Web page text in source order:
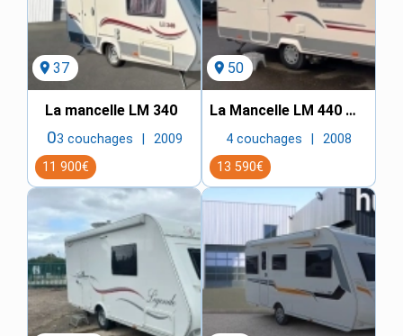
location_on37
La mancelle LM 340
03 couchages
2009
11 900€
location_on 50
La Mancelle LM 440 CBM
4 couchages
2008
13 590€